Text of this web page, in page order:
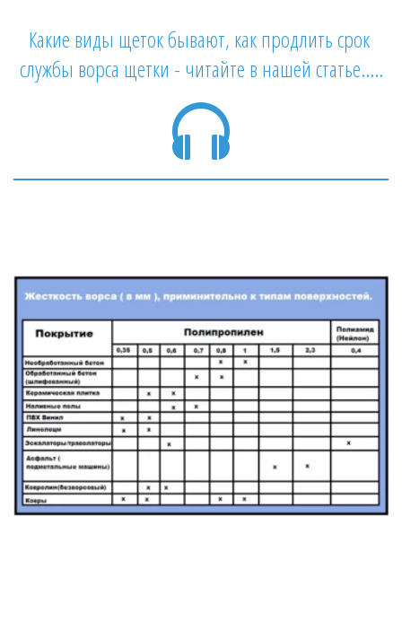
Какие виды щеток бывают, как продлить срок
службы ворса щетки - читайте в нашей статье.....